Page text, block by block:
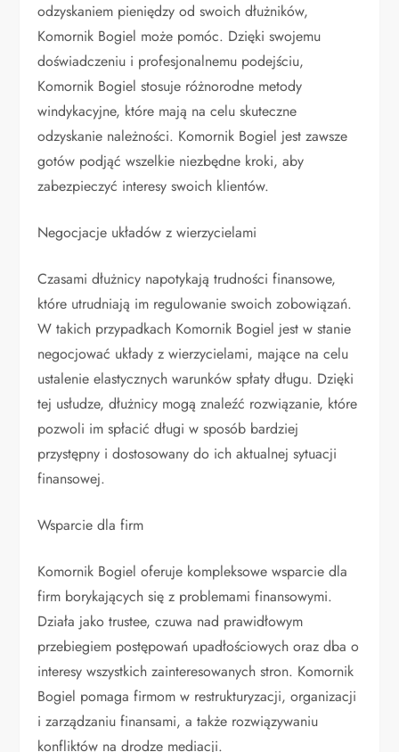
odzyskaniem pieniędzy od swoich dłużników,
Komornik Bogiel może pomóc. Dzięki swojemu
doświadczeniu i profesjonalnemu podejściu,
Komornik Bogiel stosuje różnorodne metody
windykacyjne, które mają na celu skuteczne
odzyskanie należności. Komornik Bogiel jest zawsze
gotów podjąć wszelkie niezbędne kroki, aby
zabezpieczyć interesy swoich klientów.
Negocjacje układów z wierzycielami
Czasami dłużnicy napotykają trudności finansowe,
które utrudniają im regulowanie swoich zobowiązań.
W takich przypadkach Komornik Bogiel jest w stanie
negocjować układy z wierzycielami, mające na celu
ustalenie elastycznych warunków spłaty długu. Dzięki
tej usłudze, dłużnicy mogą znaleźć rozwiązanie, które
pozwoli im spłacić długi w sposób bardziej
przystępny i dostosowany do ich aktualnej sytuacji
finansowej.
Wsparcie dla firm
Komornik Bogiel oferuje kompleksowe wsparcie dla
firm borykających się z problemami finansowymi.
Działa jako trustee, czuwa nad prawidłowym
przebiegiem postępowań upadłościowych oraz dba o
interesy wszystkich zainteresowanych stron. Komornik
Bogiel pomaga firmom w restrukturyzacji, organizacji
i zarządzaniu finansami, a także rozwiązywaniu
konfliktów na drodze mediacji.